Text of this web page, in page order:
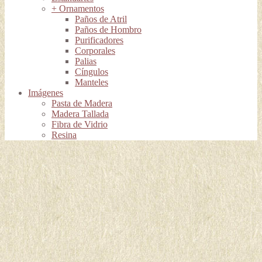
+ Ornamentos
Paños de Atril
Paños de Hombro
Purificadores
Corporales
Palias
Cíngulos
Manteles
Imágenes
Pasta de Madera
Madera Tallada
Fibra de Vidrio
Resina